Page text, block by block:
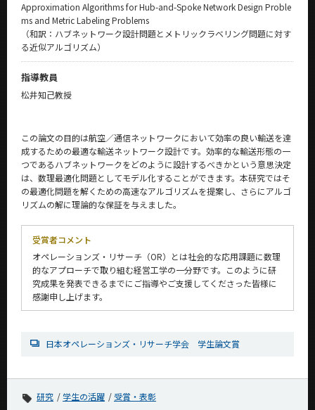
Approximation Algorithms for Hub-and-Spoke Network Design Proble
ms and Metric Labeling Problems
（和訳：ハブネットワーク設計問題とメトリックラベリング問題に対す
る近似アルゴリズム）
指導教員
松井知己教授
この論文の目的は航空／通信ネットワークにおいて効率の良い輸送を達
成するための最適な輸送ネットワーク設計です。効率的な輸送形態の一
つであるハブネットワークをどのように設計するべきかという意思決定
は、数理最適化問題としてモデル化することができます。本研究ではそ
の最適化問題を解くための高速なアルゴリズムを提案し、さらにアルゴ
リズムの解に理論的な保証を与えました。
受賞者コメント
オペレーションズ・リサーチ（OR）とは社会的な応用課題に数理
的なアプローチで取り組む経営工学の一分野です。このように研
究成果を発表できるまでにご指導やご支援してくださった皆様に
感謝申し上げます。
日本オペレーションズ・リサーチ学会 学生論文賞
研究 学生の活躍
受賞・表彰